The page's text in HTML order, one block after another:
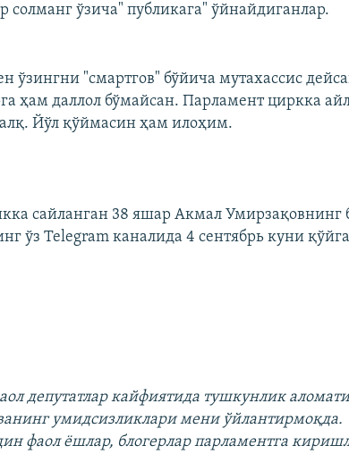
солманг ўзича" публикага" ўйнайдиганлар.
ўзингни "смартгов" бўйича мутахассис
ҳам даллол бўмайсан. Парламент циркка
Йўл қўймасин ҳам илоҳим.
сайланган 38 яшар Акмал Умирзақовнинг
ўз Telegram каналида 4 сентябрь куни
депутатлар кайфиятида тушкунлик
умидсизликлари мени ўйлантирмоқда.
фаол ёшлар, блогерлар парламентга